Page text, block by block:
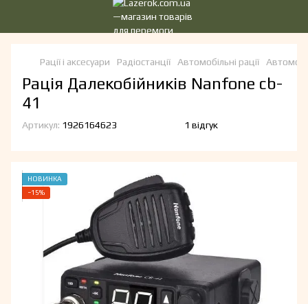
Рації і аксесуари Радіостанції Автомобільні рації
Рація Далекобійників Nanfone cb-
41
Артикул: 1926164623 1 відгук
НОВИНКА
−15%